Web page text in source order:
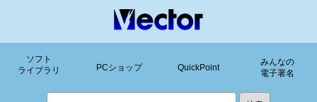
ソフト
ライブラリ
PCショップ QuickPoint
みんなの
電子署名